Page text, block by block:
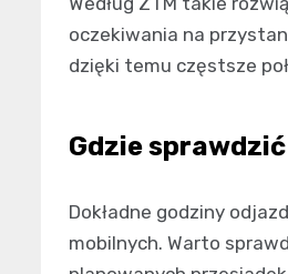
oczekiwania na
dzięki temu częstsze
Gdzie
Dokładne godziny
mobilnych. Warto